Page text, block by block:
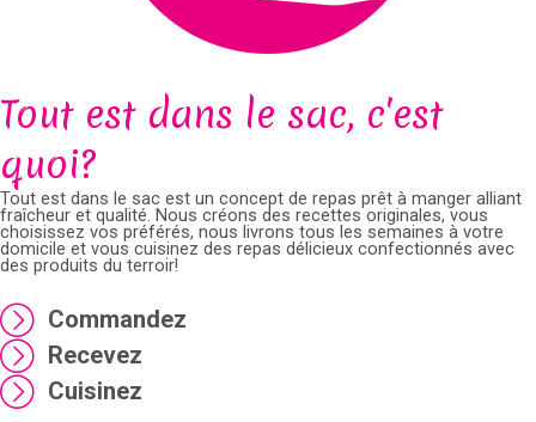
Tout est dans le sac, c'est
quoi?
Tout est dans le sac est un concept de repas prêt à manger alliant
fraîcheur et qualité. Nous créons des recettes originales, vous
choisissez vos préférés, nous livrons tous les semaines à votre
domicile et vous cuisinez des repas délicieux confectionnés avec
des produits du terroir!
Commandez
Recevez
Cuisinez